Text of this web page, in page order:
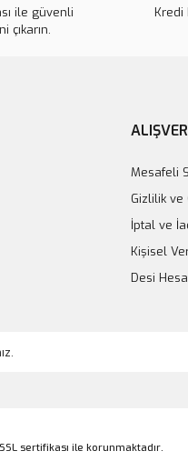
ile güvenli
çıkarın.
Kredi
Mesafeli
Gizlilik ve
İptal ve
Kişisel
Desi
sertifikası ile korunmaktadır.